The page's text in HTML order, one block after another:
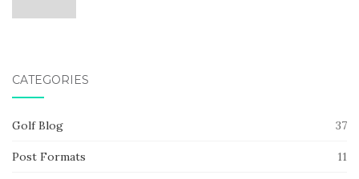
CATEGORIES
Golf Blog 37
Post Formats 11